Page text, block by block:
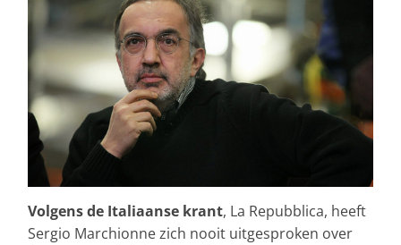
Volgens de Italiaanse krant, La Repubblica, heeft
Sergio Marchionne zich nooit uitgesproken over